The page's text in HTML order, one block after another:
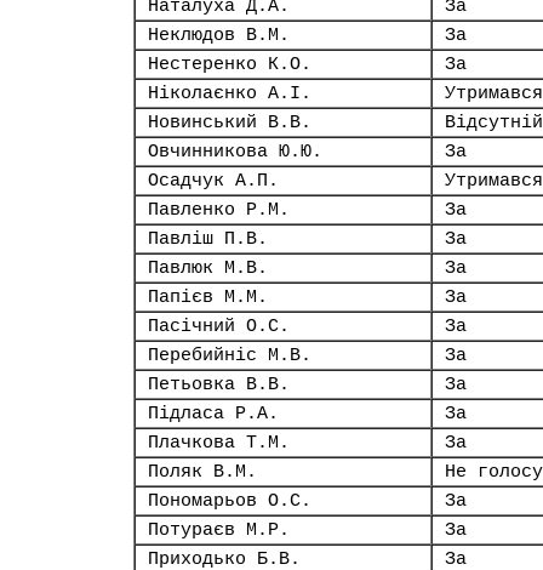
Наталуха Д.А.
За
Неклюдов В.М.
За
Нестеренко К.О.
За
Ніколаєнко А.І.
Утримався
Новинський В.В.
Відсутній
Овчинникова Ю.Ю.
За
Осадчук А.П.
Утримався
Павленко Р.М.
За
Павліш П.В.
За
Павлюк М.В.
За
Папієв М.М.
За
Пасічний О.С.
За
Перебийніс М.В.
За
Петьовка В.В.
За
Підласа Р.А.
За
Плачкова Т.М.
За
Поляк В.М.
Не
Пономарьов О.С.
За
Потураєв М.Р.
За
Приходько Б.В.
За